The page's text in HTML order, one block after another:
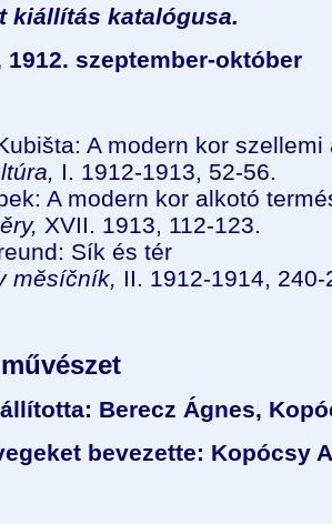
kiállítás katalógusa.
1912. szeptember-október
A modern kor szellemi
I. 1912-1913, 52-56.
A modern kor alkotó
XVII. 1913, 112-123.
Sík és tér
mĕsíčník, II. 1912-1914, 240-
Berecz Ágnes,
bevezette: Kopócsy